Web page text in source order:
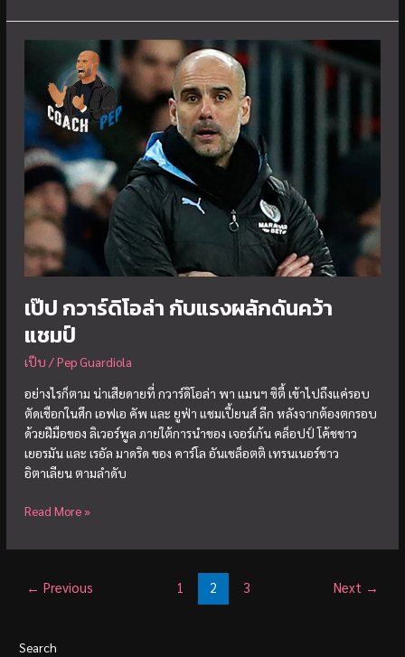
ร์ดิ
โอ
การ
รับมือ
ความ
กดดัน
เป๊ป กวาร์ดิโอล่า กับแรงผลักดันคว้า
แชมป์
เป๊บ /Pep Guardiola
อย่างไรก็ตาม น่าเสียดายที่ กวาร์ดิโอล่า พา แมนฯ ซิตี้ เข้าไปถึงแค่รอบ
ตัดเชือกในศึก เอฟเอ คัพ และ ยูฟ่า แชมเปี้ยนส์ ลีก หลังจากต้องตกรอบ
ด้วยฝีมือของ ลิเวอร์พูล ภายใต้การนำของ เจอร์เก้น คล็อปป์ โค้ชชาว
เยอรมัน และ เรอัล มาดริด ของ คาร์โล อันเชล็อตติ เทรนเนอร์ชาว
อิตาเลียน ตามลำดับ
เป๊ป
ร์ดิ
ล่า
ผลัก
Read More »
← Previous 1 2 3 Next →
Search